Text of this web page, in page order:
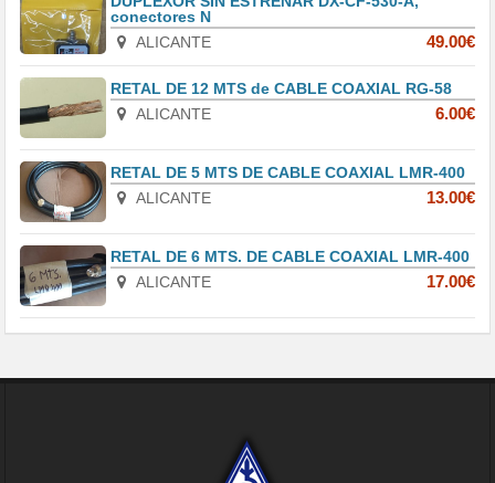
conectores N
ALICANTE
49.00€
RETAL DE 12 MTS de CABLE COAXIAL RG-58
ALICANTE
6.00€
RETAL DE 5 MTS DE CABLE COAXIAL LMR-400
ALICANTE
13.00€
RETAL DE 6 MTS. DE CABLE COAXIAL LMR-400
ALICANTE
17.00€